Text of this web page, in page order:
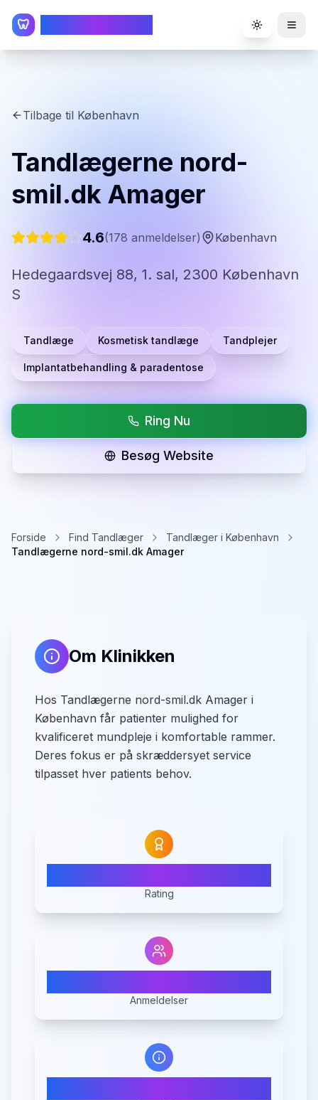
🦷 Toggle
Tilbage til København
Tandlægerne nord-
smil.dk Amager
4.6(178 anmeldelser) København
Hedegaardsvej 88, 1. sal, 2300 København
S
Tandlæge Kosmetisk tandlæge Tandplejer
Implantatbehandling & paradentose
Ring Nu
Besøg Website
Forside Find Tandlæger
Tandlæger i København
Tandlægerne nord-smil.dk Amager
Om Klinikken
Hos Tandlægerne nord-smil.dk Amager i
København får patienter mulighed for
kvalificeret mundpleje i komfortable rammer.
Deres fokus er på skræddersyet service
tilpasset hver patients behov.
Rating
Anmeldelser